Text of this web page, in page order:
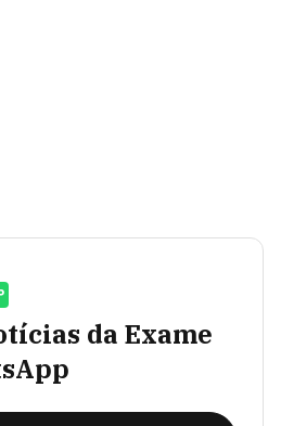
da Exame